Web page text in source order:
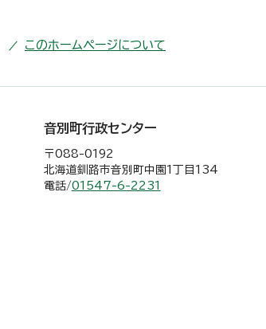
このホームページについて
音別町行政センター
〒088-0192
北海道釧路市音別町中園1丁目134
電話/01547-6-2231